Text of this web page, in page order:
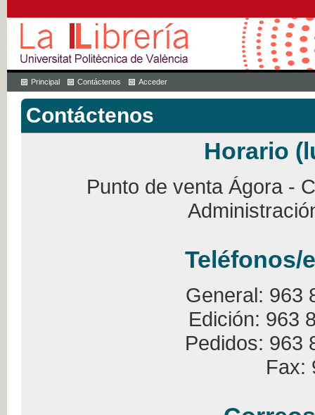
Principal Contáctenos Acceder
Contáctenos
Horario
Punto de venta Ágora -
Teléfonos/
General: 963
Edición: 963
Pedidos: 963
Fax: